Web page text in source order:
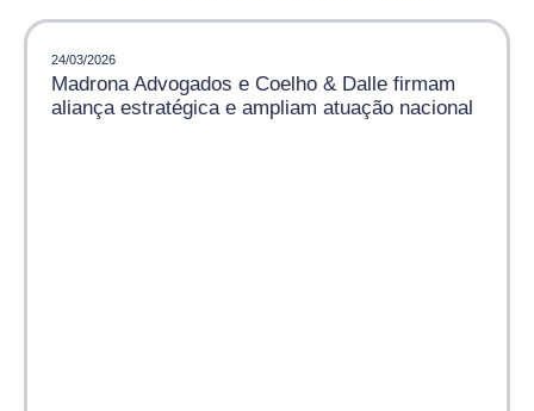
24/03/2026
Madrona Advogados e Coelho & Dalle firmam
aliança estratégica e ampliam atuação nacional